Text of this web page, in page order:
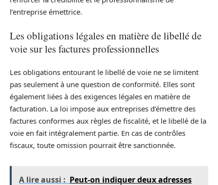
l’entreprise émettrice.
Les obligations légales en matière de libellé de
voie sur les factures professionnelles
Les obligations entourant le libellé de voie ne se limitent
pas seulement à une question de conformité. Elles sont
également liées à des exigences légales en matière de
facturation. La loi impose aux entreprises d’émettre des
factures conformes aux règles de fiscalité, et le libellé de la
voie en fait intégralement partie. En cas de contrôles
fiscaux, toute omission pourrait être sanctionnée.
A lire aussi : Peut-on indiquer deux adresses